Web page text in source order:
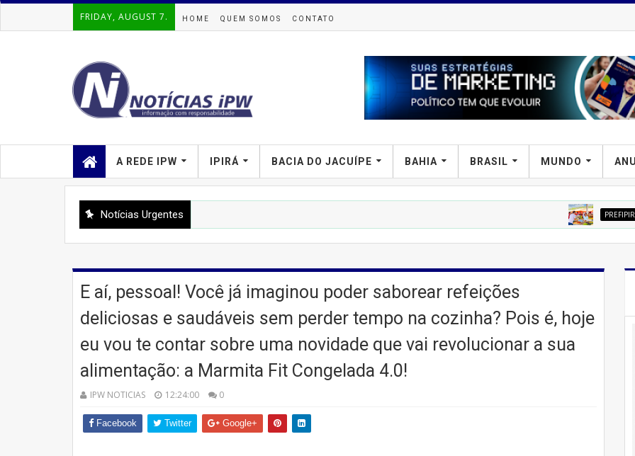
FRIDAY, AUGUST 7. HOME QUEM SOMOS CONTATO
A REDE IPW IPIRÁ BACIA DO JACUÍPE BAHIA BRASIL MUNDO
Notícias Urgentes PREFIPIRÁ Tenda
E aí, pessoal! Você já imaginou poder saborear refeições
deliciosas e saudáveis ​​sem perder tempo na cozinha? Pois é, hoje
eu vou te contar sobre uma novidade que vai revolucionar a sua
alimentação: a Marmita Fit Congelada 4.0!
IPW NOTICIAS 12:24:00 0
Facebook Twitter Google+